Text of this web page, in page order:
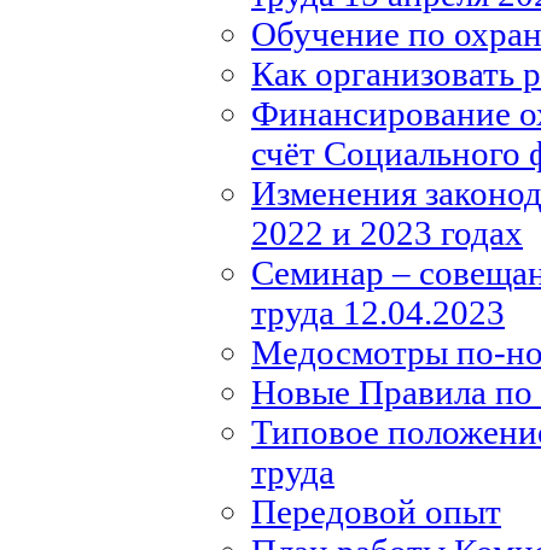
Обучение по
Как организовать
Финансирование
счёт Социального
Изменения
2022 и 2023 годах
Семинар –
труда 12.04.2023
Медосмотры по-
Новые Правила по
Типовое
труда
Передовой опыт